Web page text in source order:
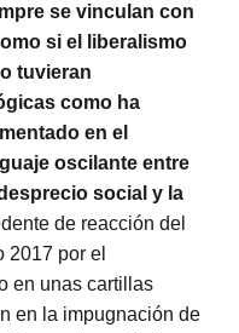
se vinculan con
si el liberalismo
tuvieran
como ha
en el
oscilante entre
social y la
de reacción del
2017 por el
en unas cartillas
en la impugnación de